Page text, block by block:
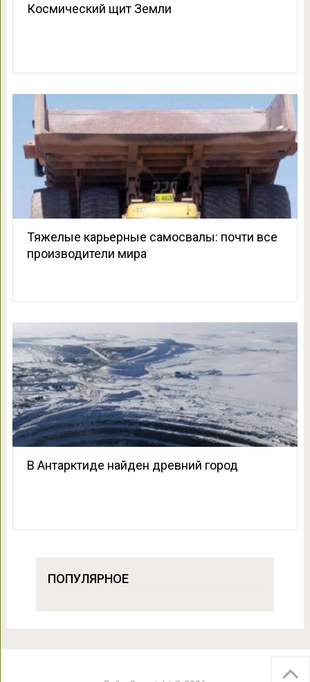
Космический щит Земли
Тяжелые карьерные самосвалы: почти все
производители мира
В Антарктиде найден древний город
ПОПУЛЯРНОЕ